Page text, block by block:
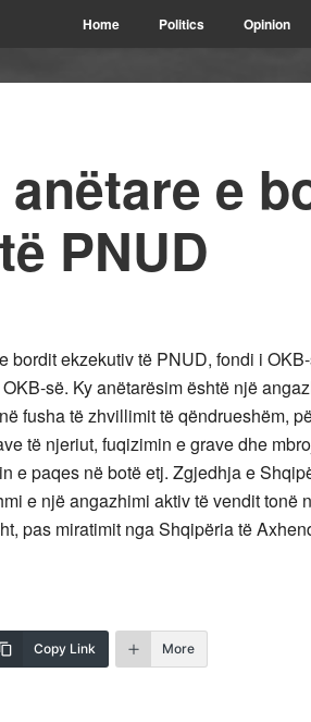
Home Politics Opinion
e
PNUD
bordit ekzekutiv të PNUD, fondi i
së. Ky anëtarësim është një
fusha të zhvillimit të qëndrueshëm,
të njeriut, fuqizimin e grave dhe
e paqes në botë etj. Zgjedhja e
e një angazhimi aktiv të vendit tonë
pas miratimit nga Shqipëria të
Copy Link More